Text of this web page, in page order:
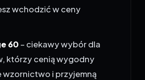
wchodzić w ceny
60 – ciekawy wybór dla
którzy cenią wygodny
wzornictwo i przyjemną